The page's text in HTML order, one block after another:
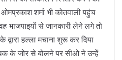
शर्मा भी कोतवाली पहुंच
से जानकारी लेने लगे तो
द्वारा हल्ला मचाना शुरू कर दिया
के जोर से बोलने पर सीओ ने उन्हें